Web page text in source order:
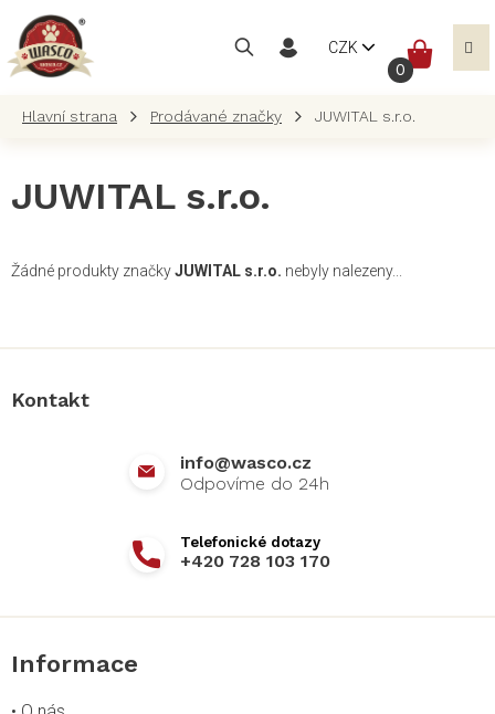
obsah
CZK
Prodávané značky JUWITAL s.r.o.
JUWITAL s.r.o.
Žádné produkty značkyJUWITAL s.r.o. nebyly nalezeny...
Kontakt
info@wasco.cz
+420 728 103 170
Informace